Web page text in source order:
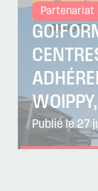
Partenariat
Publié le 27